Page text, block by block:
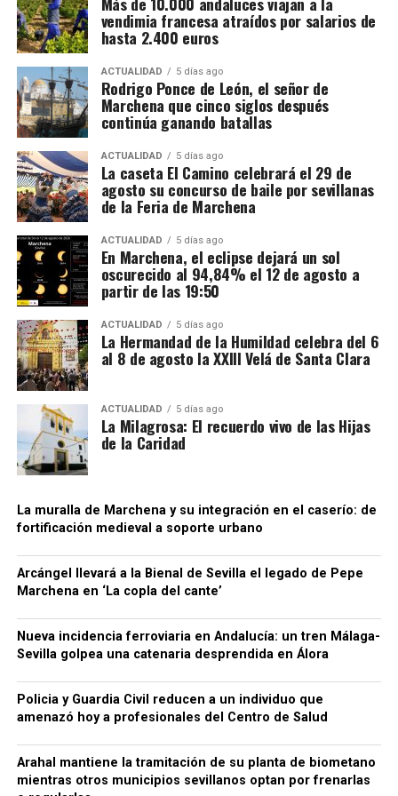
Mientras unos sectores eran demolidos por
considerarse obstáculos para el desarrollo urbano,
otros quedaban incorporados a las nuevas
construcciones.
Precisamente esa incorporación parece haber
contribuido a la conservación de algunos tramos.
Bellido considera que buena parte del recinto ha
sobrevivido porque quedó integrado en el
urbanismo posterior.
Una cuestión pendiente: medir
las diferencias de cota
El estudio arqueológico de Bellido confirma que la
topografía desempeñó un papel importante desde la
construcción inicial de la fortificación. También
depósitos fiscales de otros países de la Unión
Europea, principalmente Países Bajos y Portugal,
destinados posteriormente a depósitos fiscales
españoles.
El mecanismo investigado aprovechaba el régimen
fiscal aplicable a este tipo de mercancías. Las
bebidas eran introducidas mediante empresas que la
investigación denomina “introductoras” y circulaban
en determinadas fases bajo un régimen suspensivo
de IVA e impuestos especiales. Después se sucedían
transmisiones de la mercancía entre diferentes
sociedades instrumentales dentro de los depósitos
fiscales.
El supuesto fraude se produciría cuando intervenían
sociedades que no ingresaban las cuotas de IVA
correspondientes antes de que el producto llegase
finalmente a las empresas distribuidoras. Al reducir
artificialmente la carga fiscal, estas últimas podían
colocar las bebidas en el mercado a precios
notablemente inferiores a los de competidores que
sí cumplían con sus obligaciones tributarias. La
procedimiento generaba también una situación de
competencia desleal dentro del sector.
Para dificultar el seguimiento de las operaciones, la
organización habría empleado además sociedades
siempre según la investigación policial y tributaria.
Conviene mantener esta precisión: los hechos se
encuentran todavía dentro de un procedimiento
judicial y las personas investigadas conservan su
presunción de inocencia mientras no exista una
resolución judicial firme.
66.000 euros, relojes de lujo y bienes
vendimia francesa atraídos por salarios de
hasta 2.400 euros
ACTUALIDAD 5 días ago
Rodrigo Ponce de León, el señor de
Marchena que cinco siglos después
continúa ganando batallas
ACTUALIDAD 5 días ago
La caseta El Camino celebrará el 29 de
agosto su concurso de baile por sevillanas
de la Feria de Marchena
ACTUALIDAD 5 días ago
En Marchena, el eclipse dejará un sol
oscurecido al 94,84% el 12 de agosto a
partir de las 19:50
ACTUALIDAD 5 días ago
La Hermandad de la Humildad celebra del 6
al 8 de agosto la XXIII Velá de Santa Clara
ACTUALIDAD 5 días ago
La Milagrosa: El recuerdo vivo de las Hijas
de la Caridad
La muralla de Marchena y su integración en el caserío: de
fortificación medieval a soporte urbano
Arcángel llevará a la Bienal de Sevilla el legado de Pepe
Marchena en ‘La copla del cante’
Nueva incidencia ferroviaria en Andalucía: un tren Málaga-
Sevilla golpea una catenaria desprendida en Álora
Policia y Guardia Civil reducen a un individuo que
amenazó hoy a profesionales del Centro de Salud
Arahal mantiene la tramitación de su planta de biometano
mientras otros municipios sevillanos optan por frenarlas